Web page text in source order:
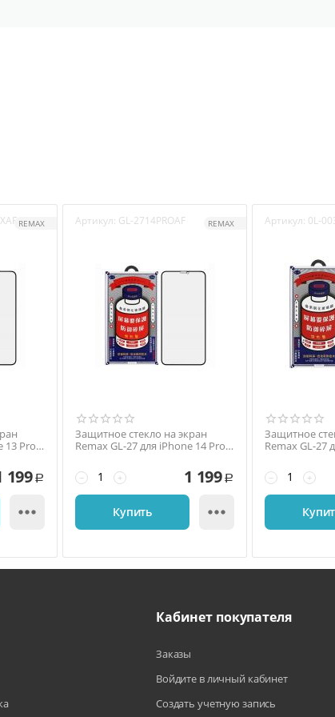
REMAX
13 Pro
199 Р

Артикул: GL-2714PROAF REMAX
Защитное стекло на экран
Remax GL-27 для iPhone 14 Pro,
+
− 1 199 Р
Купить 
Артикул: 0L-
Защитное
Remax GL-27
рамка
+
−
Кабинет покупателя
Заказы
Войдите в личный кабинет
Создать учетную запись